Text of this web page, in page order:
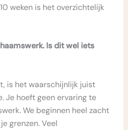
weken is het overzichtelijk
Is dit wel iets
is het waarschijnlijk juist
Je hoeft geen ervaring te
We beginnen heel zacht
grenzen. Veel